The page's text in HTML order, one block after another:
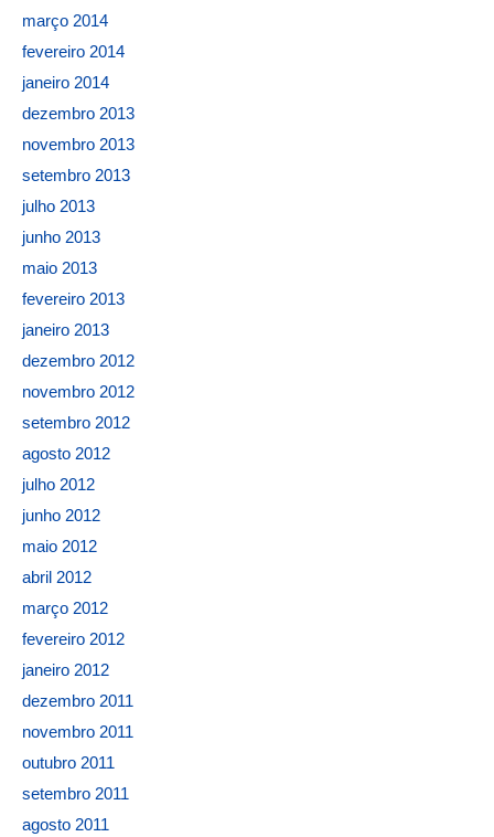
março 2014
fevereiro 2014
janeiro 2014
dezembro 2013
novembro 2013
setembro 2013
julho 2013
junho 2013
maio 2013
fevereiro 2013
janeiro 2013
dezembro 2012
novembro 2012
setembro 2012
agosto 2012
julho 2012
junho 2012
maio 2012
abril 2012
março 2012
fevereiro 2012
janeiro 2012
dezembro 2011
novembro 2011
outubro 2011
setembro 2011
agosto 2011